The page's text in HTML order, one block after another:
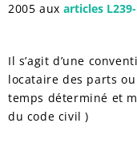
2005 auxarticles
Il s’agit d’une
locataire des parts
temps déterminé et
du code civil )